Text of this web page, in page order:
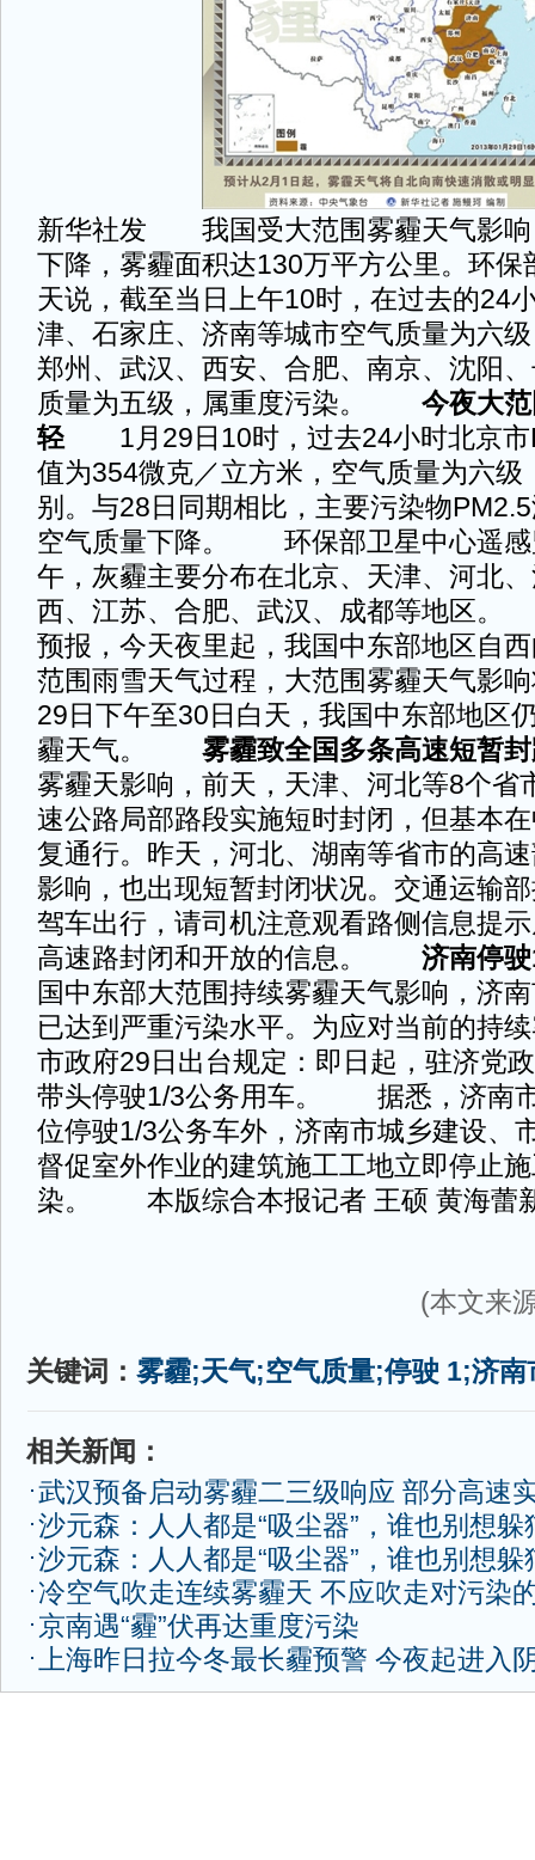
新华社发 我国受大范围雾霾天气影响
下降，雾霾面积达130万平方公里。环保
天说，截至当日上午10时，在过去的24
津、石家庄、济南等城市空气质量为六
郑州、武汉、西安、合肥、南京、沈阳
质量为五级，属重度污染。
今夜大范
轻 1月29日10时，过去24小时北京市
值为354微克／立方米，空气质量为六级
别。与28日同期相比，主要污染物
空气质量下降。 环保部卫星中心遥感
午，灰霾主要分布在北京、天津、河北
西、江苏、合肥、武汉、成都等地区
预报，今天夜里起，我国中东部地区自
范围雨雪天气过程，大范围雾霾天气影
29日下午至30日白天，我国中东部地区
霾天气。
雾霾致全国多条高速短暂封
雾霾天影响，前天，天津、河北等8个省
速公路局部路段实施短时封闭，但基本
复通行。昨天，河北、湖南等省市的高
影响，也出现短暂封闭状况。交通运输
驾车出行，请司机注意观看路侧信息提
高速路封闭和开放的信息。
济南停驶
国中东部大范围持续雾霾天气影响，济
已达到严重污染水平。为应对当前的持
市政府29日出台规定：即日起，驻济党
带头停驶1/3公务用车。 据悉，济南
位停驶1/3公务车外，济南市城乡建设、
督促室外作业的建筑施工工地立即停止
染。 本版综合本报记者 王硕 黄海蕾
(本文来
关键词：雾霾;天气;空气质量;停驶 1;济南
相关新闻：
武汉预备启动雾霾二三级响应 部分高速
沙元森：人人都是“吸尘器”，谁也别想躲
沙元森：人人都是“吸尘器”，谁也别想躲
冷空气吹走连续雾霾天 不应吹走对污染
京南遇“霾”伏再达重度污染
上海昨日拉今冬最长霾预警 今夜起进入